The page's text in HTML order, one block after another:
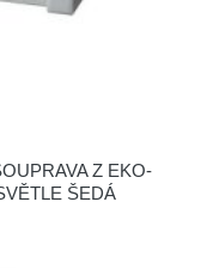
Z EKO-
ŠEDÁ